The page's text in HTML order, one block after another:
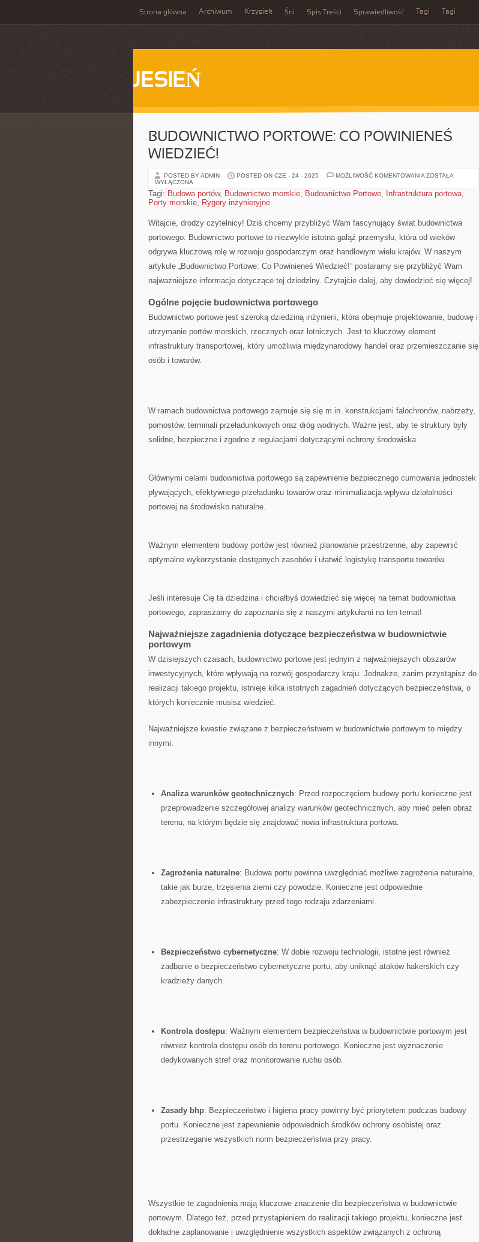
Strona główna Archiwum Krzysiek Śni Spis Treści Sprawiedliwość Tagi Tagi
JESIEŃ
BUDOWNICTWO PORTOWE: CO POWINIENEŚ
WIEDZIEĆ!
POSTED BY ADMIN POSTED ON CZE - 24 - 2025 MOŻLIWOŚĆ KOMENTOWANIA BUDOWNICTWO
POWINIENEŚ
ZOSTAŁA
WYŁĄCZONA
Tagi: Budowa portów, Budownictwo morskie, Budownictwo Portowe, Infrastruktura portowa,
Porty morskie, Rygory inżynieryjne
Witajcie, drodzy czytelnicy! Dziś chcemy przybliżyć ⁢Wam fascynujący świat budownictwa
portowego. Budownictwo portowe to niezwykle istotna⁤ gałąź przemysłu,‍ która⁢ od wieków
odgrywa‌ kluczową ⁢rolę w ⁢rozwoju gospodarczym oraz⁢ handlowym wielu krajów. W ‍naszym
artykule „Budownictwo​ Portowe: Co‍ Powinieneś Wiedzieć!” ​postaramy się przybliżyć Wam
najważniejsze informacje dotyczące tej dziedziny. Czytajcie dalej, aby dowiedzieć się więcej!
Ogólne pojęcie ​budownictwa portowego
Budownictwo portowe‍ jest‌ szeroką dziedziną⁢ inżynierii, ⁤która‍ obejmuje projektowanie, ⁤budowę i
‍utrzymanie portów morskich, rzecznych oraz⁢ lotniczych. Jest‍ to kluczowy element
infrastruktury​ transportowej, który umożliwia​ międzynarodowy handel oraz przemieszczanie się
osób i towarów.
W ramach budownictwa portowego zajmuje się się m.in. konstrukcjami falochronów, nabrzeży,‍
pomostów, terminali ‌przeładunkowych oraz dróg wodnych. Ważne jest, aby te struktury były
solidne,​ bezpieczne i ⁢zgodne z regulacjami dotyczącymi ochrony ⁣środowiska.
Głównymi celami budownictwa ⁣portowego są ​zapewnienie bezpiecznego ‍cumowania jednostek⁤
pływających, efektywnego przeładunku towarów oraz minimalizacja wpływu​ działalności
portowej na środowisko⁤ naturalne.
Ważnym elementem budowy portów jest również planowanie przestrzenne, ​aby zapewnić
optymalne wykorzystanie dostępnych​ zasobów ‌i⁤ ułatwić logistykę transportu towarów.
Jeśli‌ interesuje Cię ta dziedzina ‍i chciałbyś dowiedzieć się więcej na temat ‍budownictwa
portowego,‌ zapraszamy do zapoznania się‍ z ​naszymi artykułami na ten temat!
Najważniejsze zagadnienia dotyczące bezpieczeństwa ⁢w budownictwie
portowym
W dzisiejszych czasach, budownictwo portowe⁤ jest jednym z najważniejszych obszarów
inwestycyjnych, które wpływają​ na rozwój gospodarczy​ kraju. Jednakże, zanim przystąpisz do
realizacji⁤ takiego ‌projektu, istnieje ⁤kilka istotnych zagadnień dotyczących bezpieczeństwa, o
⁣których koniecznie ​musisz wiedzieć.
Najważniejsze kwestie​ związane z​ bezpieczeństwem w budownictwie portowym‍ to między
innymi:
Analiza warunków geotechnicznych: ⁤Przed rozpoczęciem budowy portu‌ konieczne‍ jest
przeprowadzenie szczegółowej analizy warunków ‌geotechnicznych, aby ⁤mieć‌ pełen obraz
terenu,‍ na którym będzie się znajdować nowa infrastruktura portowa.
Zagrożenia​ naturalne: Budowa portu⁤ powinna uwzględniać możliwe zagrożenia⁢ naturalne,
takie jak burze, trzęsienia ziemi czy powodzie.⁢ Konieczne jest odpowiednie
⁣zabezpieczenie⁣ infrastruktury przed⁢ tego ⁣rodzaju zdarzeniami.
Bezpieczeństwo⁢ cybernetyczne:⁣ W dobie rozwoju technologii, ⁢istotne jest również
zadbanie o bezpieczeństwo ⁤cybernetyczne portu,⁢ aby uniknąć ataków hakerskich czy
kradzieży danych.
Kontrola‌ dostępu:‌ Ważnym elementem bezpieczeństwa w‌ budownictwie portowym jest‍
również kontrola dostępu‍ osób do⁤ terenu portowego. Konieczne jest wyznaczenie​
dedykowanych​ stref ⁤oraz⁣ monitorowanie ruchu osób.
Zasady bhp: ‍Bezpieczeństwo i ‍higiena pracy powinny⁢ być priorytetem podczas budowy
portu. Konieczne jest zapewnienie odpowiednich⁤ środków ochrony osobistej oraz⁢
przestrzeganie wszystkich norm bezpieczeństwa przy pracy.
Wszystkie te ​zagadnienia mają ​kluczowe znaczenie​ dla‍ bezpieczeństwa⁤ w budownictwie
portowym. Dlatego​ też, przed przystąpieniem do realizacji takiego projektu, konieczne jest
dokładne zaplanowanie ⁢i uwzględnienie wszystkich aspektów związanych z ochroną